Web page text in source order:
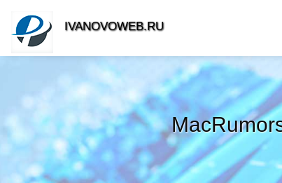
IVANOVOWEB.RU